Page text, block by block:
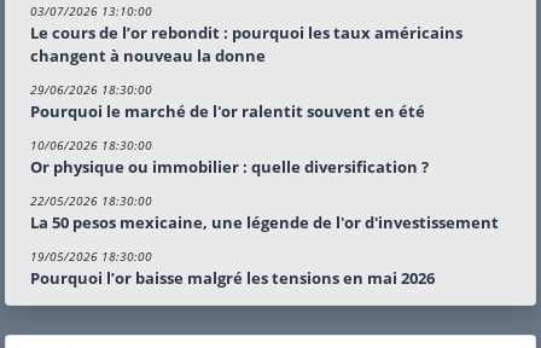
03/07/2026 13:10:00
Le cours de l’or rebondit : pourquoi les taux américains
changent à nouveau la donne
29/06/2026 18:30:00
Pourquoi le marché de l'or ralentit souvent en été
10/06/2026 18:30:00
Or physique ou immobilier : quelle diversification ?
22/05/2026 18:30:00
La 50 pesos mexicaine, une légende de l'or d'investissement
19/05/2026 18:30:00
Pourquoi l’or baisse malgré les tensions en mai 2026